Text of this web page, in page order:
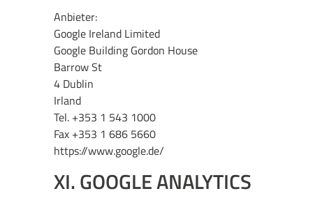
Anbieter:
Google Ireland Limited
Google Building Gordon House
Barrow St
4 Dublin
Irland
Tel. +353 1 543 1000
Fax +353 1 686 5660
https://www.google.de/
XI. GOOGLE ANALYTICS